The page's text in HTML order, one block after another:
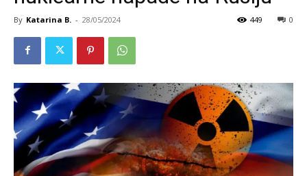
By Katarina B. - 28/05/2024 0
449